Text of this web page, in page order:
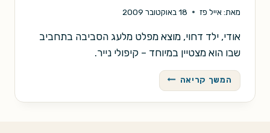
מאת: אייל פז 18 באוקטובר 2009
אודי, ילד דחוי, מוצא מפלט מלעג הסביבה בתחביב
שבו הוא מצטיין במיוחד – קיפולי נייר.
המשך קריאה אנו,
יצורי
הלילה